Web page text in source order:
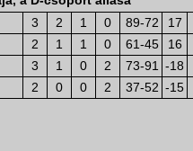
3 2 1 0 89-72
17
2 1 1 0 61-45
16
3 1 0 2 73-91 -18
2 0 0 2 37-52 -15